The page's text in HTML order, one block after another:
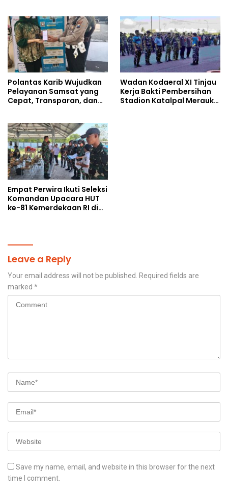
Ahmad Ibrahim
Polantas Karib Wujudkan
Pelayanan Samsat yang
Cepat, Transparan, dan
Wadan Kodaeral XI Tinjau
Kerja Bakti Pembersihan
Stadion Katalpal Merauke,
Empat Perwira Ikuti Seleksi
Komandan Upacara HUT
ke-81 Kemerdekaan RI di
Leave a Reply
Your email address will not be published.
Required fields are
marked *
Save my name, email, and website in this browser for the next
time I comment.